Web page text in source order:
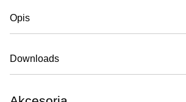
Opis
Downloads